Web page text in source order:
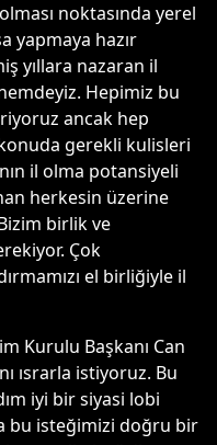
noktasında yerel
yapmaya hazır
yıllara nazaran il
Hepimiz bu
ancak hep
gerekli kulisleri
il olma potansiyeli
herkesin üzerine
birlik ve
Çok
el birliğiyle il
Kurulu Başkanı Can
ısrarla istiyoruz. Bu
iyi bir siyasi lobi
bu isteğimizi doğru bir